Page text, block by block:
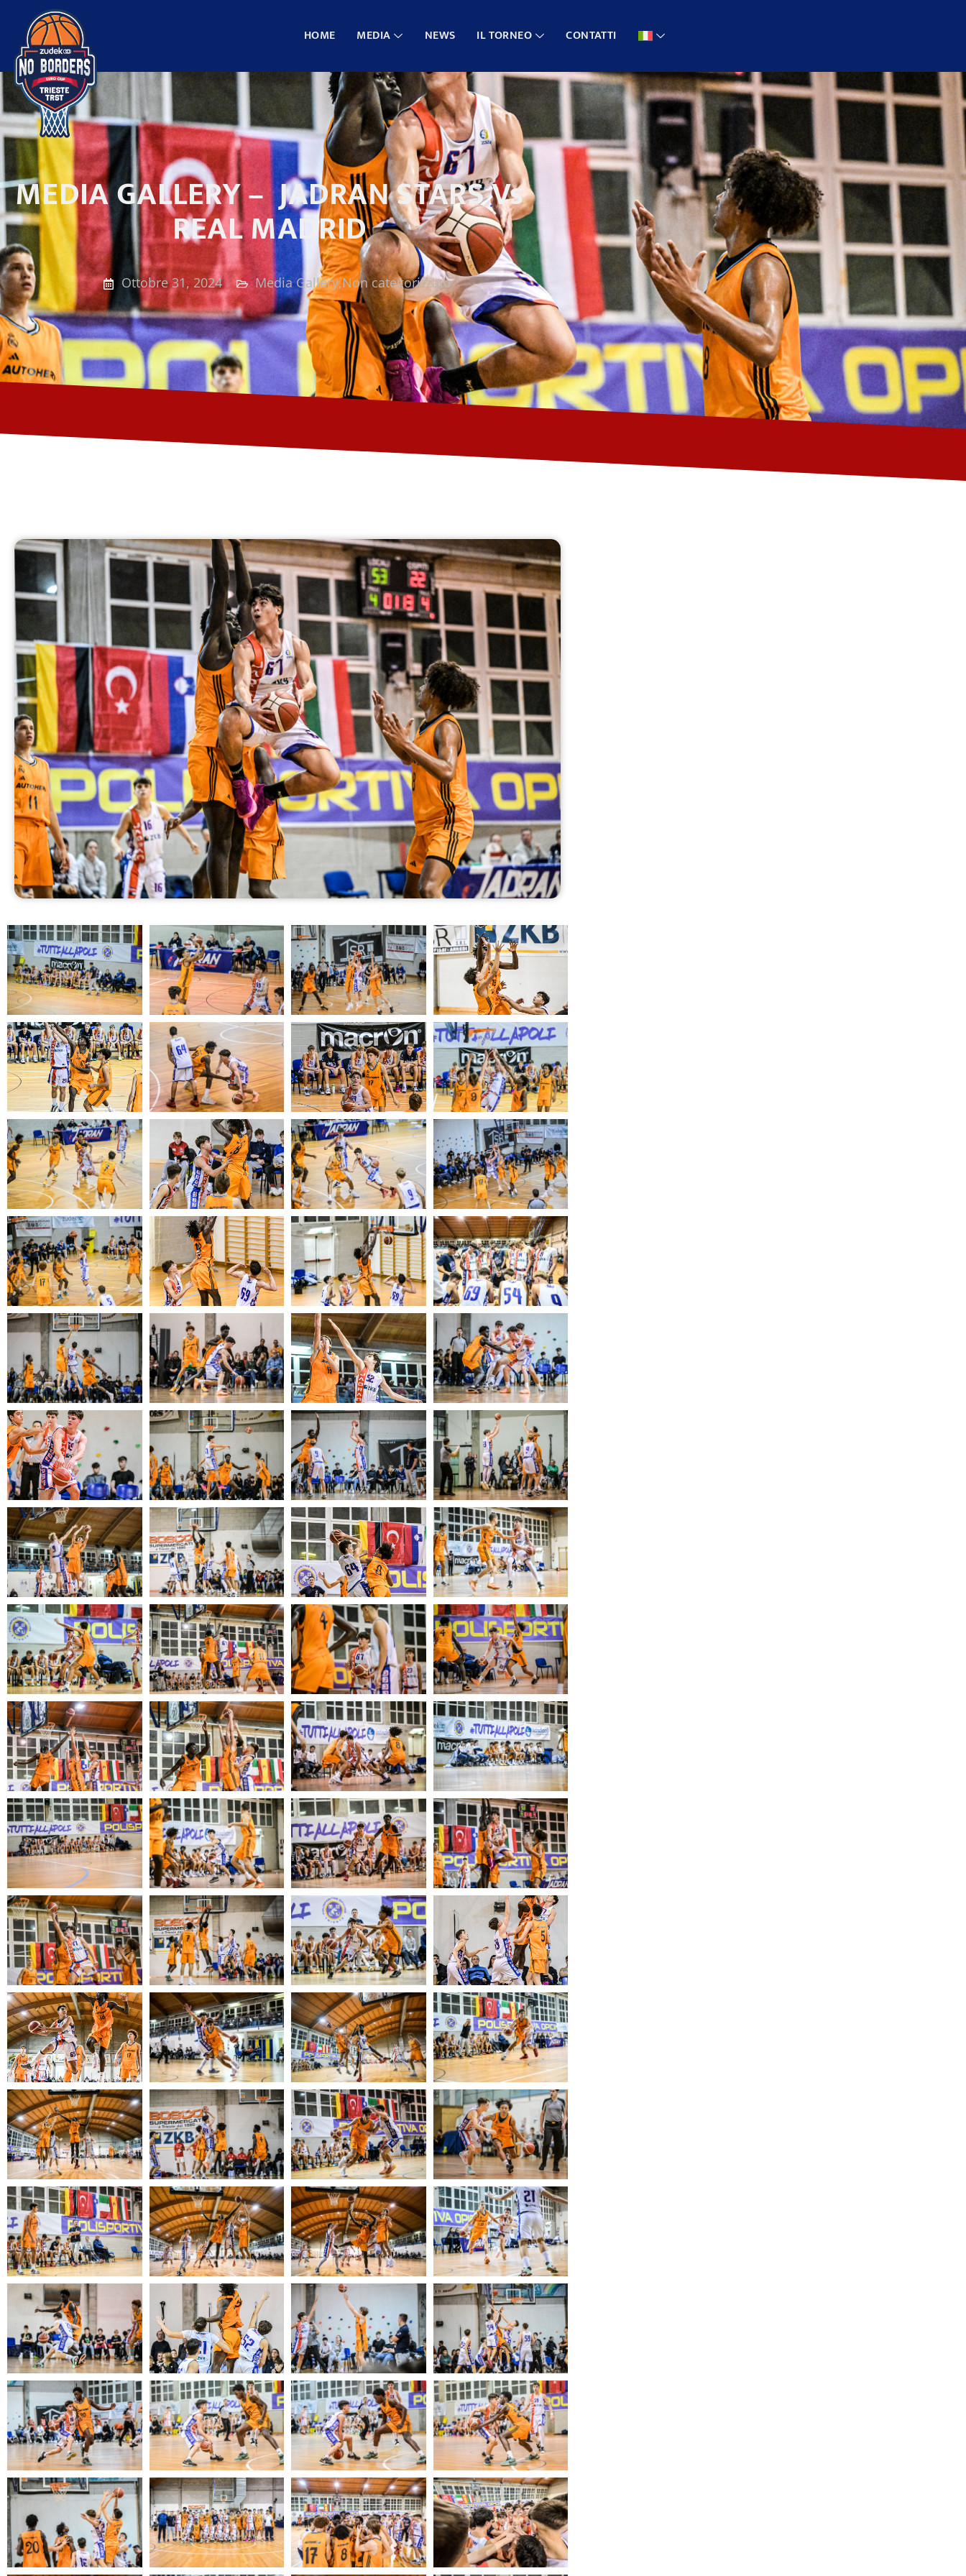
HOME MEDIA NEWS IL TORNEO CONTATTI
MEDIA GALLERY – JADRAN STARS Vs
REAL MADRID
Ottobre 31, 2024 Media Gallery,Non categorizzato